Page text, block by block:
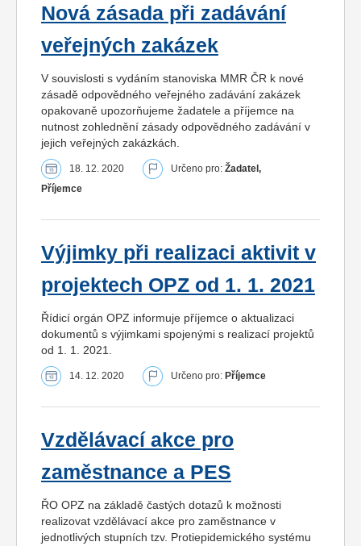
Nová zásada při zadávání
veřejných zakázek
V souvislosti s vydáním stanoviska MMR ČR k nové
zásadě odpovědného veřejného zadávání zakázek
opakovaně upozorňujeme žadatele a příjemce na
nutnost zohlednění zásady odpovědného zadávání v
jejich veřejných zakázkách.
18. 12. 2020 Určeno pro: Žadatel,
Příjemce
Výjimky při realizaci aktivit v
projektech OPZ od 1. 1. 2021
Řídicí orgán OPZ informuje příjemce o aktualizaci
dokumentů s výjimkami spojenými s realizací projektů
od 1. 1. 2021.
14. 12. 2020 Určeno pro: Příjemce
Vzdělávací akce pro
zaměstnance a PES
ŘO OPZ na základě častých dotazů k možnosti
realizovat vzdělávací akce pro zaměstnance v
jednotlivých stupních tzv. Protiepidemického systému